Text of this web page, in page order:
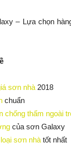
– Lựa chọn
sơn nhà 2018
chuẩn
chống thấm ngoài
của sơn Galaxy
sơn nhà tốt nhất